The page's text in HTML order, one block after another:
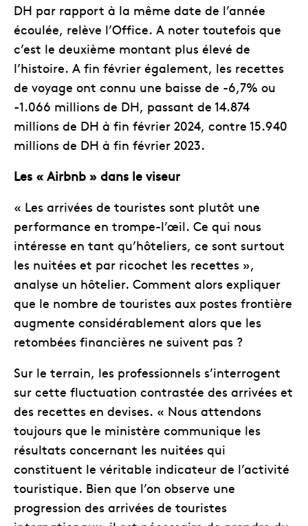
DH par rapport à la même date de l’année
écoulée, relève l’Office. A noter toutefois que
c’est le deuxième montant plus élevé de
l’histoire. A fin février également, les recettes
de voyage ont connu une baisse de -6,7% ou
-1.066 millions de DH, passant de 14.874
millions de DH à fin février 2024, contre 15.940
millions de DH à fin février 2023.
Les « Airbnb » dans le viseur
« Les arrivées de touristes sont plutôt une
performance en trompe-l’œil. Ce qui nous
intéresse en tant qu’hôteliers, ce sont surtout
les nuitées et par ricochet les recettes »,
analyse un hôtelier. Comment alors expliquer
que le nombre de touristes aux postes frontière
augmente considérablement alors que les
retombées financières ne suivent pas ?
Sur le terrain, les professionnels s’interrogent
sur cette fluctuation contrastée des arrivées et
des recettes en devises. « Nous attendons
toujours que le ministère communique les
résultats concernant les nuitées qui
constituent le véritable indicateur de l’activité
touristique. Bien que l’on observe une
progression des arrivées de touristes